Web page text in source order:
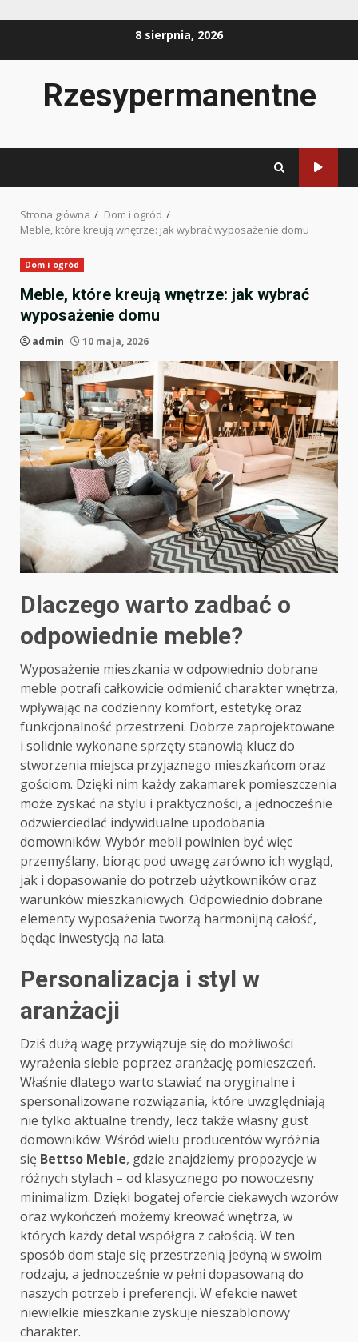
8 sierpnia, 2026
Rzesypermanentne
Strona główna
Dom i ogród
Meble, które kreują wnętrze: jak wybrać wyposażenie domu
Dom i ogród
Meble, które kreują wnętrze: jak wybrać
wyposażenie domu
admin 10 maja, 2026
Dlaczego warto zadbać o
odpowiednie meble?
Wyposażenie mieszkania w odpowiednio dobrane
meble potrafi całkowicie odmienić charakter wnętrza,
wpływając na codzienny komfort, estetykę oraz
funkcjonalność przestrzeni. Dobrze zaprojektowane
i solidnie wykonane sprzęty stanowią klucz do
stworzenia miejsca przyjaznego mieszkańcom oraz
gościom. Dzięki nim każdy zakamarek pomieszczenia
może zyskać na stylu i praktyczności, a jednocześnie
odzwierciedlać indywidualne upodobania
domowników. Wybór mebli powinien być więc
przemyślany, biorąc pod uwagę zarówno ich wygląd,
jak i dopasowanie do potrzeb użytkowników oraz
warunków mieszkaniowych. Odpowiednio dobrane
elementy wyposażenia tworzą harmonijną całość,
będąc inwestycją na lata.
Personalizacja i styl w
aranżacji
Dziś dużą wagę przywiązuje się do możliwości
wyrażenia siebie poprzez aranżację pomieszczeń.
Właśnie dlatego warto stawiać na oryginalne i
spersonalizowane rozwiązania, które uwzględniają
nie tylko aktualne trendy, lecz także własny gust
domowników. Wśród wielu producentów wyróżnia
się Bettso Meble, gdzie znajdziemy propozycje w
różnych stylach – od klasycznego po nowoczesny
minimalizm. Dzięki bogatej ofercie ciekawych wzorów
oraz wykończeń możemy kreować wnętrza, w
których każdy detal współgra z całością. W ten
sposób dom staje się przestrzenią jedyną w swoim
rodzaju, a jednocześnie w pełni dopasowaną do
naszych potrzeb i preferencji. W efekcie nawet
niewielkie mieszkanie zyskuje nieszablonowy
charakter.